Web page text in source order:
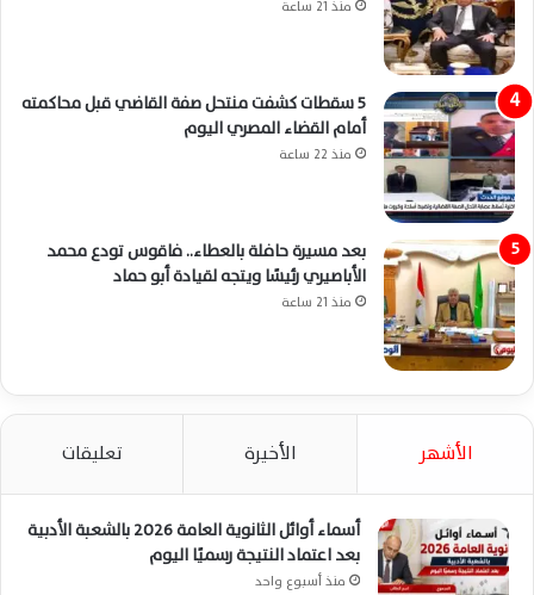
منذ 21 ساعة
5 سقطات كشفت منتحل صفة القاضي قبل محاكمته
أمام القضاء المصري اليوم
منذ 22 ساعة
بعد مسيرة حافلة بالعطاء.. فاقوس تودع محمد
الأباصيري رئيسًا ويتجه لقيادة أبو حماد
منذ 21 ساعة
الأشهر الأخيرة تعليقات
أسماء أوائل الثانوية العامة 2026 بالشعبة الأدبية
بعد اعتماد النتيجة رسميًا اليوم
منذ أسبوع واحد